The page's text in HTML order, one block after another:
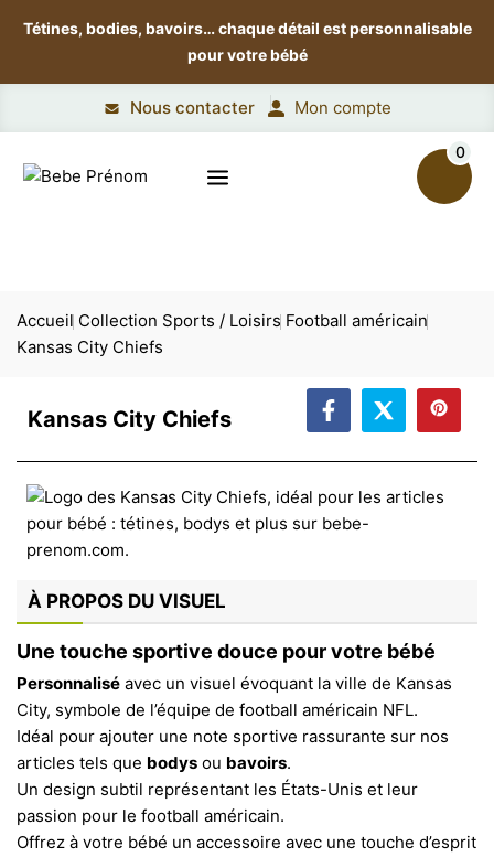
Tétines, bodies, bavoirs…chaque détail est personnalisable
pour votre bébé
Nous contacter Mon compte
0
Accueil Collection Sports / Loisirs Football américain
Kansas City Chiefs
Kansas City Chiefs
À PROPOS DU VISUEL
Une touche sportive douce pour votre bébé
Personnalisé avec un visuel évoquant la ville de Kansas
City, symbole de l’équipe de football américain NFL.
Idéal pour ajouter une note sportive rassurante sur nos
articles tels que bodys ou bavoirs.
Un design subtil représentant les États-Unis et leur
passion pour le football américain.
Offrez à votre bébé un accessoire avec une touche d’esprit